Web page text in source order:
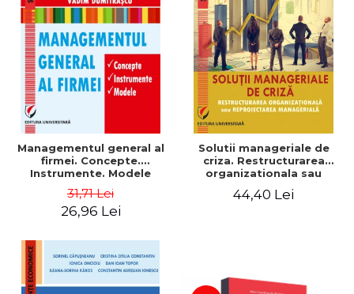
Managementul general al
firmei. Concepte.
Instrumente. Modele
31,71 Lei
26,96 Lei
Solutii manageriale de
criza. Restructurarea
organizationala sau
44,40 Lei